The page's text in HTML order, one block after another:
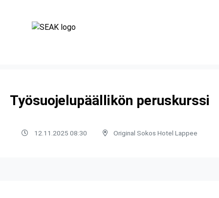
Työsuojelupäällikön peruskurssi
12.11.2025 08:30 Original Sokos Hotel Lappee